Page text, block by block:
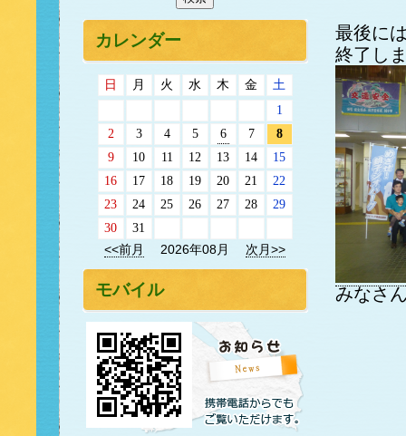
最後に
終了し
みなさ
カレンダー
日 月 火 水 木 金
土
1
2
3 4 5 6 7
8
9
10 11 12 13 14
15
16
17 18 19 20 21
22
23
24 25 26 27 28
29
30
31
<<前月
2026年08月 次月>>
モバイル